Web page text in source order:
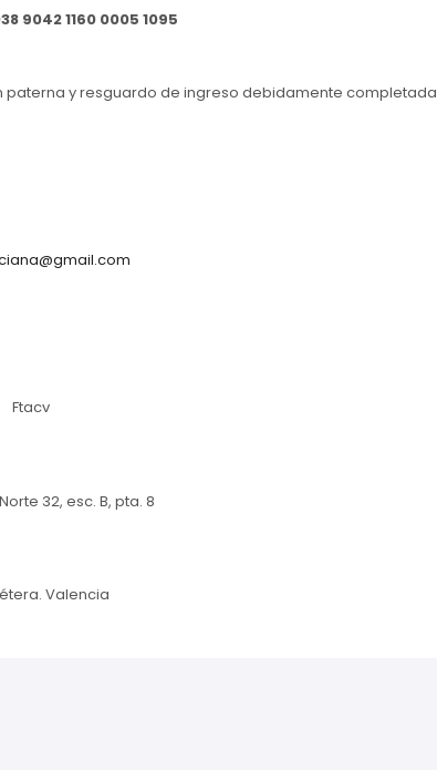
9042 1160 0005 1095
paterna y resguardo de ingreso debidamente completada
Ftacv
32, esc. B, pta. 8
Valencia